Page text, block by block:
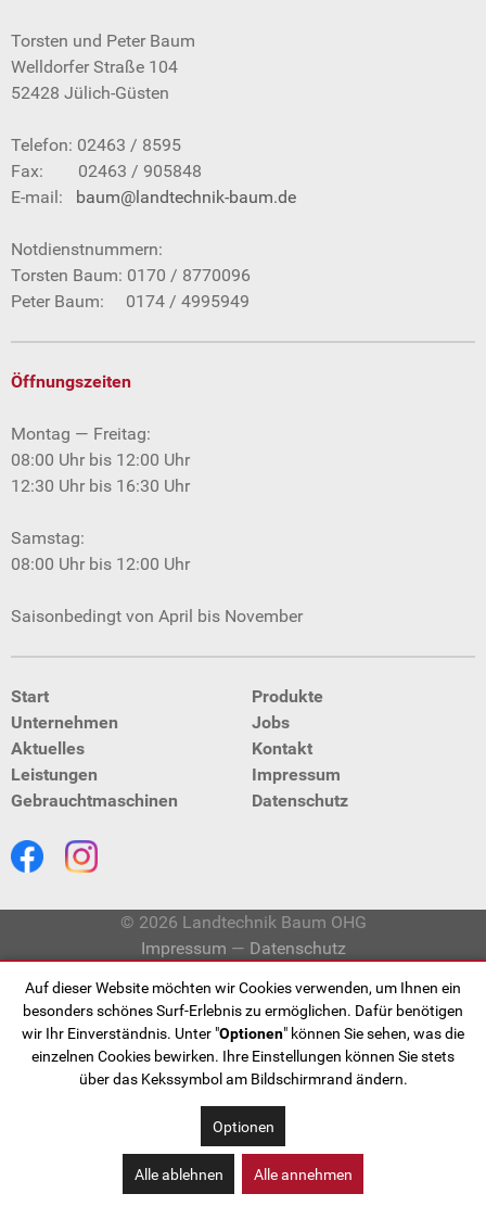
Torsten und Peter Baum
Welldorfer Straße 104
52428 Jülich-Güsten
Telefon: 02463 / 8595
Fax: 02463 / 905848
E-mail: baum@landtechnik-baum.de
Notdienstnummern:
Torsten Baum: 0170 / 8770096
Peter Baum: 0174 / 4995949
Öffnungszeiten
Montag — Freitag:
08:00 Uhr bis 12:00 Uhr
12:30 Uhr bis 16:30 Uhr
Samstag:
08:00 Uhr bis 12:00 Uhr
Saisonbedingt von April bis November
Start
Unternehmen
Aktuelles
Leistungen
Gebraucht­maschinen
Produkte
Jobs
Kontakt
Impressum
Datenschutz
© 2026 Landtechnik Baum OHG
Impressum — Datenschutz
Auf dieser Website möchten wir Cookies verwenden, um Ihnen ein
besonders schönes Surf-Erlebnis zu ermöglichen. Dafür benötigen
wir Ihr Einverständnis. Unter "Optionen" können Sie sehen, was die
einzelnen Cookies bewirken. Ihre Einstellungen können Sie stets
über das Kekssymbol am Bildschirmrand ändern.
Optionen
Alle ablehnen Alle annehmen